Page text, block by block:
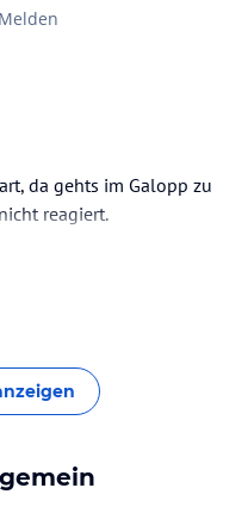
Melden
da gehts im Galopp zu
reagiert.
des Hotels.